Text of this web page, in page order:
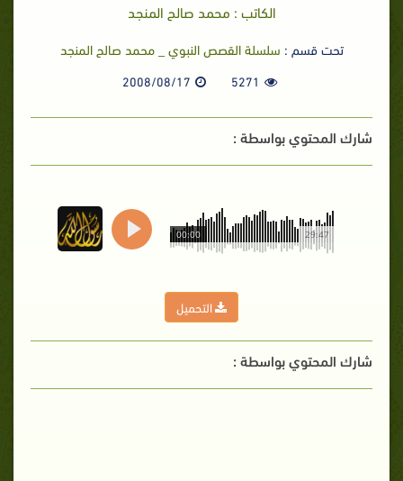
الكاتب : محمد صالح المنجد
تحت قسم : سلسلة القصص النبوي _ محمد صالح المنجد
5271
2008/08/17
شارك المحتوي بواسطة :
29:47
00:00
التحميل
شارك المحتوي بواسطة :